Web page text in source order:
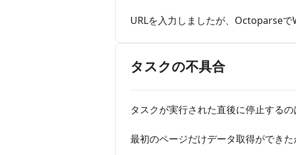
URLを入力しましたが、Octoparse
タスクの不具合
タスクが実行された直後に停止するの
最初のページだけデータ取得ができ